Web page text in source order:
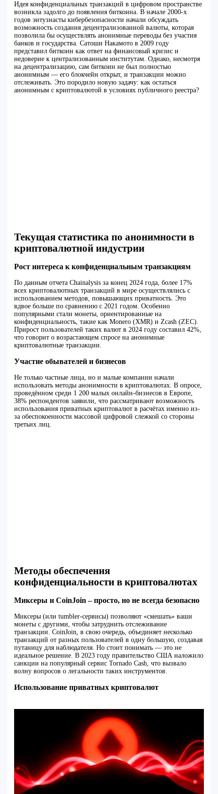
Идея конфиденциальных транзакций в цифровом пространстве
возникла задолго до появления биткоина. В начале 2000-х
годов энтузиасты кибербезопасности начали обсуждать
возможность создания децентрализованной валюты, которая
позволила бы осуществлять анонимные переводы без участия
банков и государства. Сатоши Накамото в 2009 году
представил биткоин как ответ на финансовый кризис и
недоверие к централизованным институтам. Однако, несмотря
на децентрализацию, сам биткоин не был полностью
анонимным — его блокчейн открыт, и транзакции можно
отслеживать. Это породило новую задачу: как остаться
анонимным с криптовалютой в условиях публичного реестра?
Текущая статистика по анонимности в
криптовалютной индустрии
Рост интереса к конфиденциальным транзакциям
По данным отчета Chainalysis за конец 2024 года, более 17%
всех криптовалютных транзакций в мире осуществлялись с
использованием методов, повышающих приватность. Это
вдвое больше по сравнению с 2021 годом. Особенно
популярными стали монеты, ориентированные на
конфиденциальность, такие как Monero (XMR) и Zcash (ZEC).
Прирост пользователей таких валют в 2024 году составил 42%,
что говорит о возрастающем спросе на анонимные
криптовалютные транзакции.
Участие обывателей и бизнесов
Не только частные лица, но и малые компании начали
использовать методы анонимности в криптовалютах. В опросе,
проведённом среди 1 200 малых онлайн-бизнесов в Европе,
38% респондентов заявили, что рассматривают возможность
использования приватных криптовалют в расчётах именно из-
за обеспокоенности массовой цифровой слежкой со стороны
третьих лиц.
Методы обеспечения
конфиденциальности в криптовалютах
Миксеры и CoinJoin – просто, но не всегда безопасно
Миксеры (или tumbler-сервисы) позволяют «смешать» ваши
монеты с другими, чтобы затруднить отслеживание
транзакции. CoinJoin, в свою очередь, объединяет несколько
транзакций от разных пользователей в одну большую, создавая
путаницу для наблюдателя. Но стоит понимать — это не
идеальное решение. В 2023 году правительство США наложило
санкции на популярный сервис Tornado Cash, что вызвало
волну вопросов о легальности таких инструментов.
Использование приватных криптовалют